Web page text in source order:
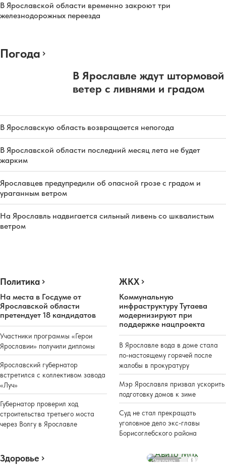
В Ярославской области временно закроют три
железнодорожных переезда
Погода
В Ярославле ждут штормовой
ветер с ливнями и градом
В Ярославскую область возвращается непогода
В Ярославской области последний месяц лета не будет
жарким
Ярославцев предупредили об опасной грозе с градом и
ураганным ветром
На Ярославль надвигается сильный ливень со шквалистым
ветром
Политика
На места в Госдуме от
Ярославской области
претендует 18 кандидатов
Участники программы «Герои
Ярославии» получили дипломы
Ярославский губернатор
встретился с коллективом завода
«Луч»
Губернатор проверил ход
строительства третьего моста
через Волгу в Ярославле
ЖКХ
Коммунальную
инфраструктуру Тутаева
модернизируют при
поддержке нацпроекта
В Ярославле вода в доме стала
по-настоящему горячей после
жалобы в прокуратуру
Мэр Ярославля призвал ускорить
подготовку домов к зиме
Суд не стал прекращать
уголовное дело экс-главы
Борисоглебского района
Здоровье Реклама